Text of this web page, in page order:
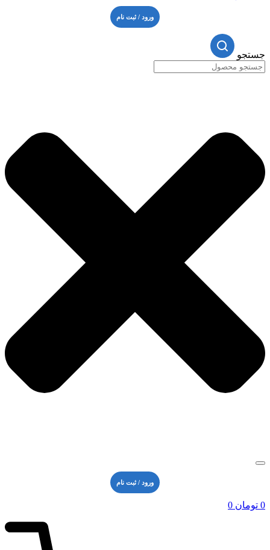
ورود / ثبت نام
جستجو
ورود / ثبت نام
0 تومان 0